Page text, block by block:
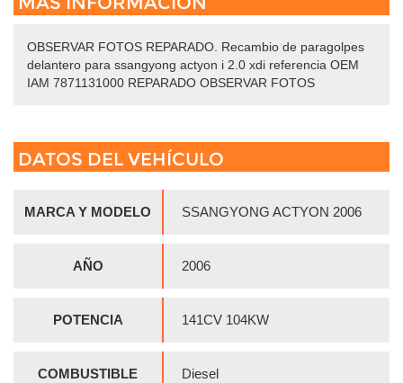
OBSERVAR FOTOS REPARADO. Recambio de paragolpes
delantero para ssangyong actyon i 2.0 xdi referencia OEM
IAM 7871131000 REPARADO OBSERVAR FOTOS
DATOS DEL VEHÍCULO
MARCA Y MODELO SSANGYONG ACTYON 2006
AÑO 2006
POTENCIA 141CV 104KW
COMBUSTIBLE Diesel